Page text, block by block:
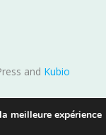
and Kubio
meilleure expérience